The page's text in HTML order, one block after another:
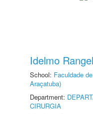
Idelmo
School: Faculdade
Araçatuba)
Department:
CIRURGIA